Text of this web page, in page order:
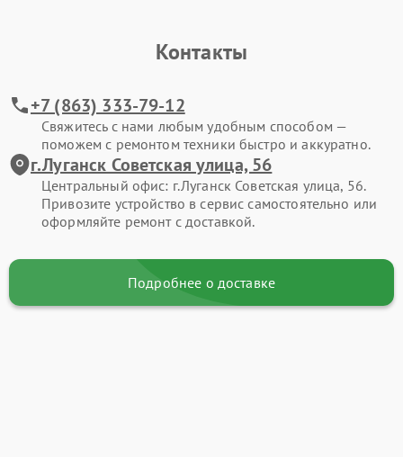
Контакты
+7 (863) 333-79-12
Свяжитесь с нами любым удобным способом —
поможем с ремонтом техники быстро и аккуратно.
г.Луганск Советская улица, 56
Центральный офис: г.Луганск Советская улица, 56.
Привозите устройство в сервис самостоятельно или
оформляйте ремонт с доставкой.
Подробнее о доставке